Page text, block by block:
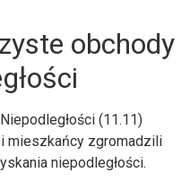
obchody
(11.11)
mieszkańcy zgromadzili
niepodległości.